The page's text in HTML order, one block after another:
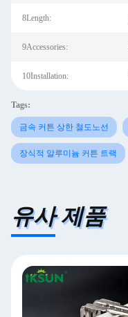
8Length:
9Accessories:
10Installation:
Tags:
금속 커튼 상한 철도노선
장식적 알루미늄 커튼 트랙
유사 제품